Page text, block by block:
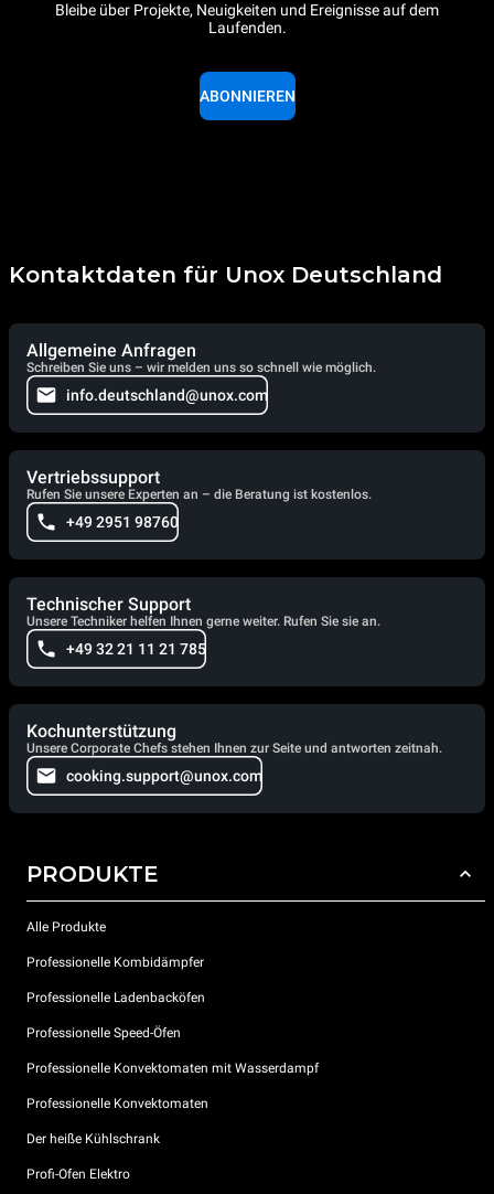
Bleibe über Projekte, Neuigkeiten und Ereignisse auf dem
Laufenden.
ABONNIEREN
Kontaktdaten für Unox Deutschland
Allgemeine Anfragen
Schreiben Sie uns – wir melden uns so schnell wie möglich.
info.deutschland@unox.com
Vertriebssupport
Rufen Sie unsere Experten an – die Beratung ist kostenlos.
+49 2951 98760
Technischer Support
Unsere Techniker helfen Ihnen gerne weiter. Rufen Sie sie an.
+49 32 21 11 21 785
Kochunterstützung
Unsere Corporate Chefs stehen Ihnen zur Seite und antworten zeitnah.
cooking.support@unox.com
PRODUKTE
Alle Produkte
Professionelle Kombidämpfer
Professionelle Ladenbacköfen
Professionelle Speed-Öfen
Professionelle Konvektomaten mit Wasserdampf
Professionelle Konvektomaten
Der heiße Kühlschrank
Profi-Ofen Elektro